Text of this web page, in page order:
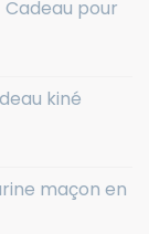
pour
kiné
maçon en